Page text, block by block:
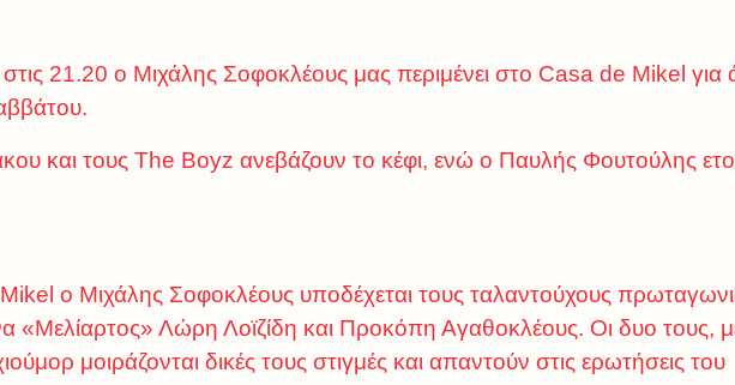
21.20 ο Μιχάλης Σοφοκλέους μας περιμένει στο Casa de Mikel για
και τους The Boyz ανεβάζουν το κέφι, ενώ ο Παυλής Φουτούλης
ο Μιχάλης Σοφοκλέους υποδέχεται τους ταλαντούχους
«Μελίαρτος» Λώρη Λοϊζίδη και Προκόπη Αγαθοκλέους. Οι δυο τους,
μοιράζονται δικές τους στιγμές και απαντούν στις ερωτήσεις του